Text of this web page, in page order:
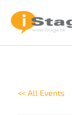
<< All Events